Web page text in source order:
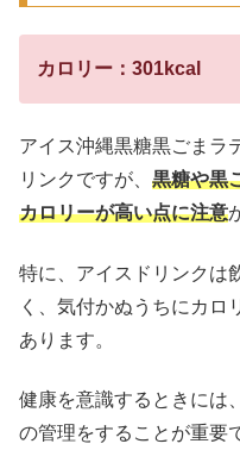
カロリー：301kcal
アイス沖縄黒糖黒ごまラ
リンクですが、 黒糖や黒
カロリーが高い点に注意
特に、アイスドリンクは
く、気付かぬうちにカロ
あります。
健康を意識するときには
の管理をすることが重要